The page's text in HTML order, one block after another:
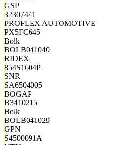
GSP
32307441
PROFLEX AUTOMOTIVE
PX5FC645
Bolk
BOLB041040
RIDEX
854S1604P
SNR
SA6504005
BOGAP
B3410215
Bolk
BOLB041029
GPN
S4500091A